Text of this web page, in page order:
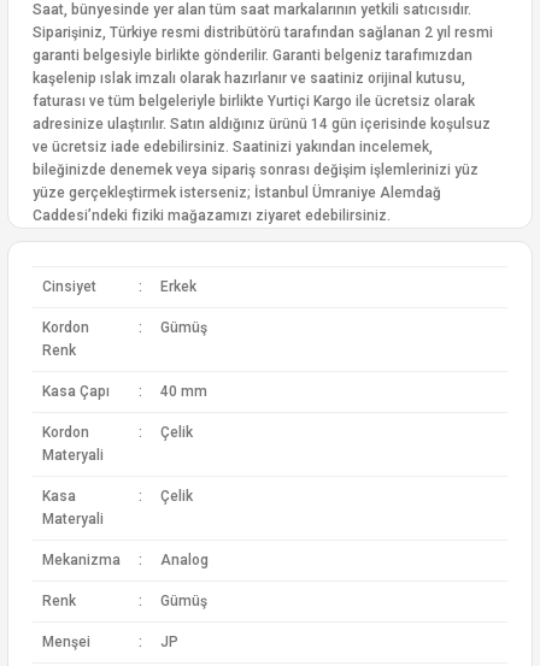
Saat, bünyesinde yer alan tüm saat markalarının yetkili satıcısıdır.
Siparişiniz, Türkiye resmi distribütörü tarafından sağlanan 2 yıl resmi
garanti belgesiyle birlikte gönderilir. Garanti belgeniz tarafımızdan
kaşelenip ıslak imzalı olarak hazırlanır ve saatiniz orijinal kutusu,
faturası ve tüm belgeleriyle birlikte Yurtiçi Kargo ile ücretsiz olarak
adresinize ulaştırılır. Satın aldığınız ürünü 14 gün içerisinde koşulsuz
ve ücretsiz iade edebilirsiniz. Saatinizi yakından incelemek,
bileğinizde denemek veya sipariş sonrası değişim işlemlerinizi yüz
yüze gerçekleştirmek isterseniz; İstanbul Ümraniye Alemdağ
Caddesi’ndeki fiziki mağazamızı ziyaret edebilirsiniz.
Cinsiyet : Erkek
Kordon
Renk
: Gümüş
Kasa Çapı : 40 mm
Kordon
Materyali
: Çelik
Kasa
Materyali
: Çelik
Mekanizma : Analog
Renk : Gümüş
Menşei : JP